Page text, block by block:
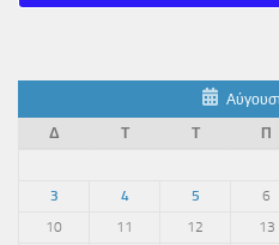
Δ
Τ Τ Π
3
4 5 6
10
11 12 13